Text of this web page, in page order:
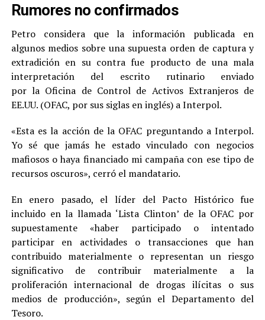
Rumores no confirmados
Petro considera que la información publicada en
algunos medios sobre una supuesta orden de captura y
extradición en su contra fue producto de una mala
interpretación del escrito rutinario enviado
por la Oficina de Control de Activos Extranjeros de
EE.UU. (OFAC, por sus siglas en inglés) a Interpol.
«Esta es la acción de la OFAC preguntando a Interpol.
Yo sé que jamás he estado vinculado con negocios
mafiosos o haya financiado mi campaña con ese tipo de
recursos oscuros», cerró el mandatario.
En enero pasado, el líder del Pacto Histórico fue
incluido en la llamada ‘Lista Clinton’ de la OFAC por
supuestamente «haber participado o intentado
participar en actividades o transacciones que han
contribuido materialmente o representan un riesgo
significativo de contribuir materialmente a la
proliferación internacional de drogas ilícitas o sus
medios de producción», según el Departamento del
Tesoro.